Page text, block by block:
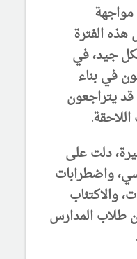
هذه الفترة
جيد، في
في بناء
قد يتراجعون
دلت على
واضطرابات
والاكتئاب
طلاب المدارس